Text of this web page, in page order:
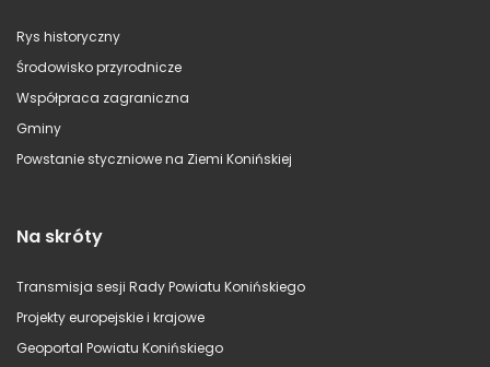
Rys historyczny
Środowisko przyrodnicze
Współpraca zagraniczna
Gminy
Powstanie styczniowe na Ziemi Konińskiej
Na skróty
Transmisja sesji Rady Powiatu Konińskiego
Projekty europejskie i krajowe
Geoportal Powiatu Konińskiego